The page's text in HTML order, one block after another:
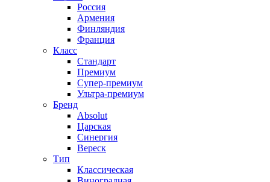
Россия
Армения
Финляндия
Франция
Класс
Стандарт
Премиум
Супер-премиум
Ультра-премиум
Бренд
Absolut
Царская
Синергия
Вереск
Тип
Классическая